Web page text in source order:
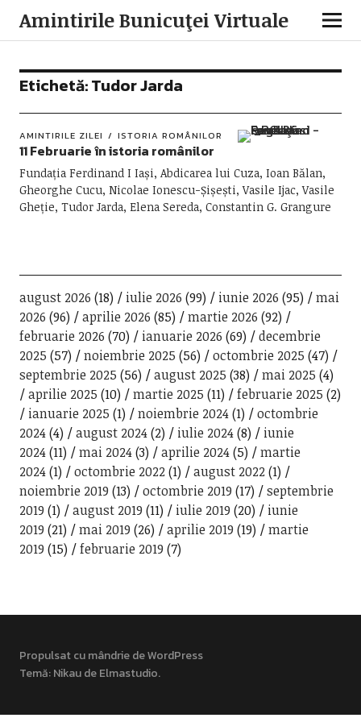
Amintirile Bunicuţei Virtuale
Etichetă:Tudor Jarda
AMINTIRILE ZILEI ISTORIA ROMÂNILOR
11 Februarie în istoria românilor
Fundația Ferdinand I Iași, Abdicarea lui Cuza, Ioan Bălan,
Gheorghe Cucu, Nicolae Ionescu-Șișești, Vasile Ijac, Vasile
Gheție, Tudor Jarda, Elena Sereda, Constantin G. Grangure
august 2026 (18) iulie 2026 (99) iunie 2026 (95)
mai
2026 (96) aprilie 2026 (85) martie 2026 (92)
februarie 2026 (70) ianuarie 2026 (69)
decembrie
2025 (57) noiembrie 2025 (56) octombrie 2025 (47)
septembrie 2025 (56) august 2025 (38) mai 2025 (4)
aprilie 2025 (10) martie 2025 (11) februarie 2025 (2)
ianuarie 2025 (1) noiembrie 2024(1)
octombrie
2024(4) august 2024(2) iulie 2024(8)
iunie
2024(11) mai 2024(3) aprilie 2024(5)
martie
2024(1) octombrie 2022(1) august 2022(1)
noiembrie 2019 (13) octombrie 2019 (17)
septembrie
2019 (1) august 2019 (11) iulie 2019 (20)
iunie
2019 (21) mai 2019 (26) aprilie 2019 (19)
martie
2019 (15) februarie 2019 (7)
Propulsat cu mândrie de WordPress
Temă: Nikau deElmastudio.